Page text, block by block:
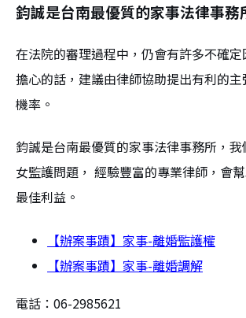
鈞誠是台南最優質的家事法律事務
在法院的審理過程中，仍會有許多不確
擔心的話，建議由律師協助提出有利的
機率。
鈞誠是台南最優質的家事法律事務所，
女監護問題， 經驗豐富的專業律師，會
最佳利益。
【辦案事蹟】家事-離婚監護權
【辦案事蹟】家事-離婚調解
電話：06-2985621